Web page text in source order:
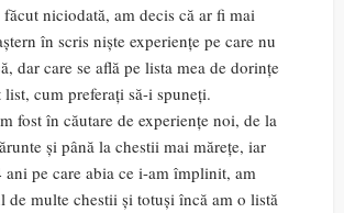
niciodată, am decis că ar fi mai
în scris niște experiențe pe care nu
dar care se află pe lista mea de dorințe
list, cum preferați să-i spuneți.
fost în căutare de experiențe noi, de la
și până la chestii mai mărețe, iar
ani pe care abia ce i-am împlinit, am
de multe chestii și totuși încă am o listă